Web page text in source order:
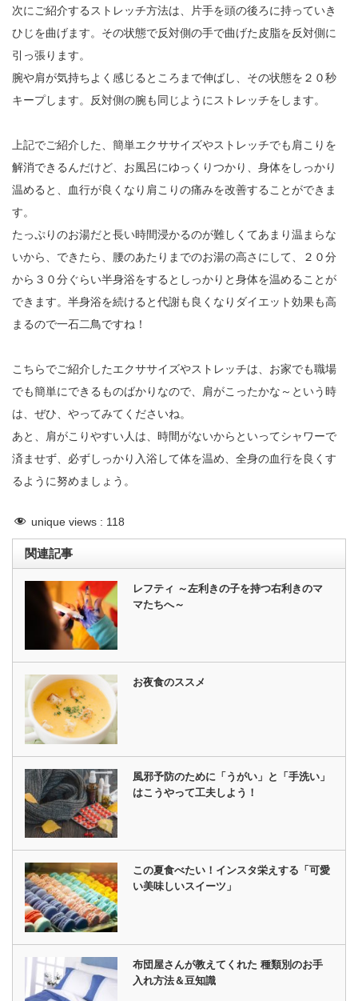
次にご紹介するストレッチ方法は、片手を頭の後ろに持っていき
ひじを曲げます。その状態で反対側の手で曲げた皮脂を反対側に
引っ張ります。
腕や肩が気持ちよく感じるところまで伸ばし、その状態を２０秒
キープします。反対側の腕も同じようにストレッチをします。
上記でご紹介した、簡単エクササイズやストレッチでも肩こりを
解消できるんだけど、お風呂にゆっくりつかり、身体をしっかり
温めると、血行が良くなり肩こりの痛みを改善することができま
す。
たっぷりのお湯だと長い時間浸かるのが難しくてあまり温まらな
いから、できたら、腰のあたりまでのお湯の高さにして、２０分
から３０分ぐらい半身浴をするとしっかりと身体を温めることが
できます。半身浴を続けると代謝も良くなりダイエット効果も高
まるので一石二鳥ですね！
こちらでご紹介したエクササイズやストレッチは、お家でも職場
でも簡単にできるものばかりなので、肩がこったかな～という時
は、ぜひ、やってみてくださいね。
あと、肩がこりやすい人は、時間がないからといってシャワーで
済ませず、必ずしっかり入浴して体を温め、全身の血行を良くす
るように努めましょう。
unique views : 118
関連記事
レフティ ～左利きの子を持つ右利きのマ
マたちへ～
お夜食のススメ
風邪予防のために「うがい」と「手洗い」
はこうやって工夫しよう！
この夏食べたい！インスタ栄えする「可愛
い美味しいスイーツ」
布団屋さんが教えてくれた 種類別のお手
入れ方法＆豆知識